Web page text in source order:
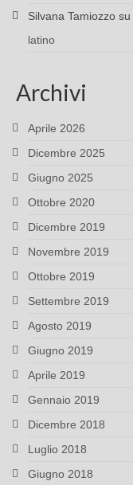
Silvana Tamiozzo su
latino
Archivi
Aprile 2026
Dicembre 2025
Giugno 2025
Ottobre 2020
Dicembre 2019
Novembre 2019
Ottobre 2019
Settembre 2019
Agosto 2019
Giugno 2019
Aprile 2019
Gennaio 2019
Dicembre 2018
Luglio 2018
Giugno 2018